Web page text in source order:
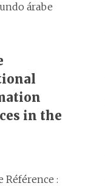
árabe
in the
Référence :